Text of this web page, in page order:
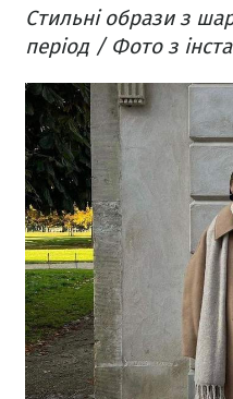
Стильні образи з
період / Фото з